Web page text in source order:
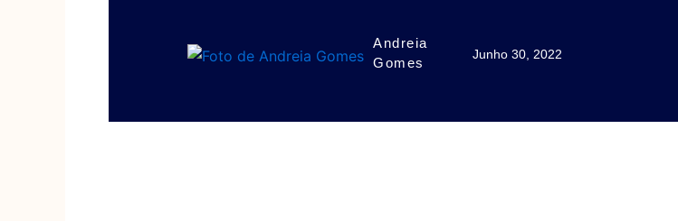
Andreia
Gomes
Junho 30, 2022